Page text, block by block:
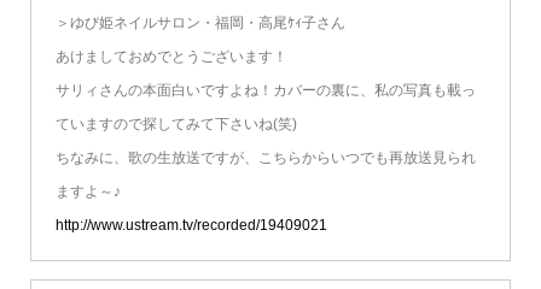
＞ゆび姫ネイルサロン・福岡・高尾ｹｨ子さん
あけましておめでとうございます！
サリィさんの本面白いですよね！カバーの裏に、私の写真も載っ
ていますので探してみて下さいね(笑)
ちなみに、歌の生放送ですが、こちらからいつでも再放送見られ
ますよ～♪
http://www.ustream.tv/recorded/19409021